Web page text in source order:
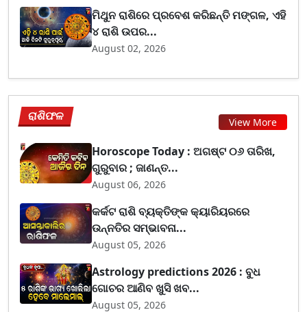
ମିଥୁନ ରାଶିରେ ପ୍ରବେଶ କରିଛନ୍ତି ମଙ୍ଗଳ, ଏହି
୪ ରାଶି ଉପର...
August 02, 2026
ରାଶିଫଳ View More
Horoscope Today : ଅଗଷ୍ଟ ୦୬ ତାରିଖ,
ଗୁରୁବାର ; ଜାଣନ୍ତ...
August 06, 2026
କର୍କଟ ରାଶି ବ୍ୟକ୍ତିଙ୍କ କ୍ୟାରିୟରରେ
ଉନ୍ନତିର ସମ୍ଭାବନା...
August 05, 2026
Astrology predictions 2026 : ବୁଧ
ଗୋଚର ଆଣିବ ଖୁସି ଖବ...
August 05, 2026